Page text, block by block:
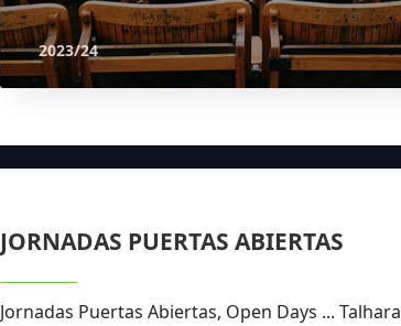
2023/24
JORNADAS PUERTAS ABIERTAS
Jornadas Puertas Abiertas, Open Days ... Talhara